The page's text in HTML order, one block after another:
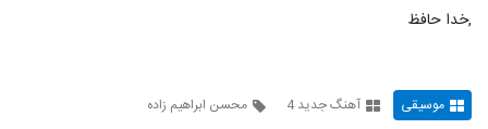
1134
1135 (رمیکس)
,خدا حافظ
موسیقی آهنگ جدید 4
محسن ابراهیم زاده